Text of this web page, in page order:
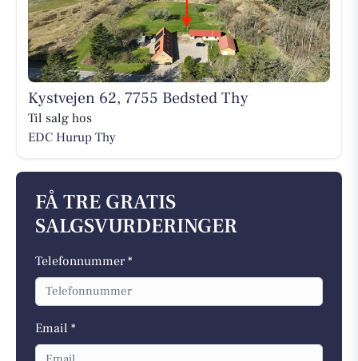
Kystvejen 62, 7755 Bedsted Thy
Til salg hos
EDC Hurup Thy
FÅ TRE GRATIS
SALGSVURDERINGER
Telefonnummer *
Email *